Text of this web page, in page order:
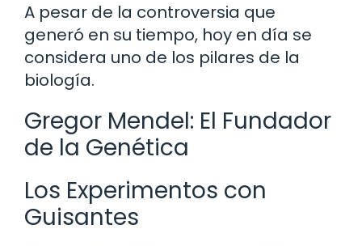
A pesar de la controversia que
generó en su tiempo, hoy en día se
considera uno de los pilares de la
biología.
Gregor Mendel: El Fundador
de la Genética
Los Experimentos con
Guisantes